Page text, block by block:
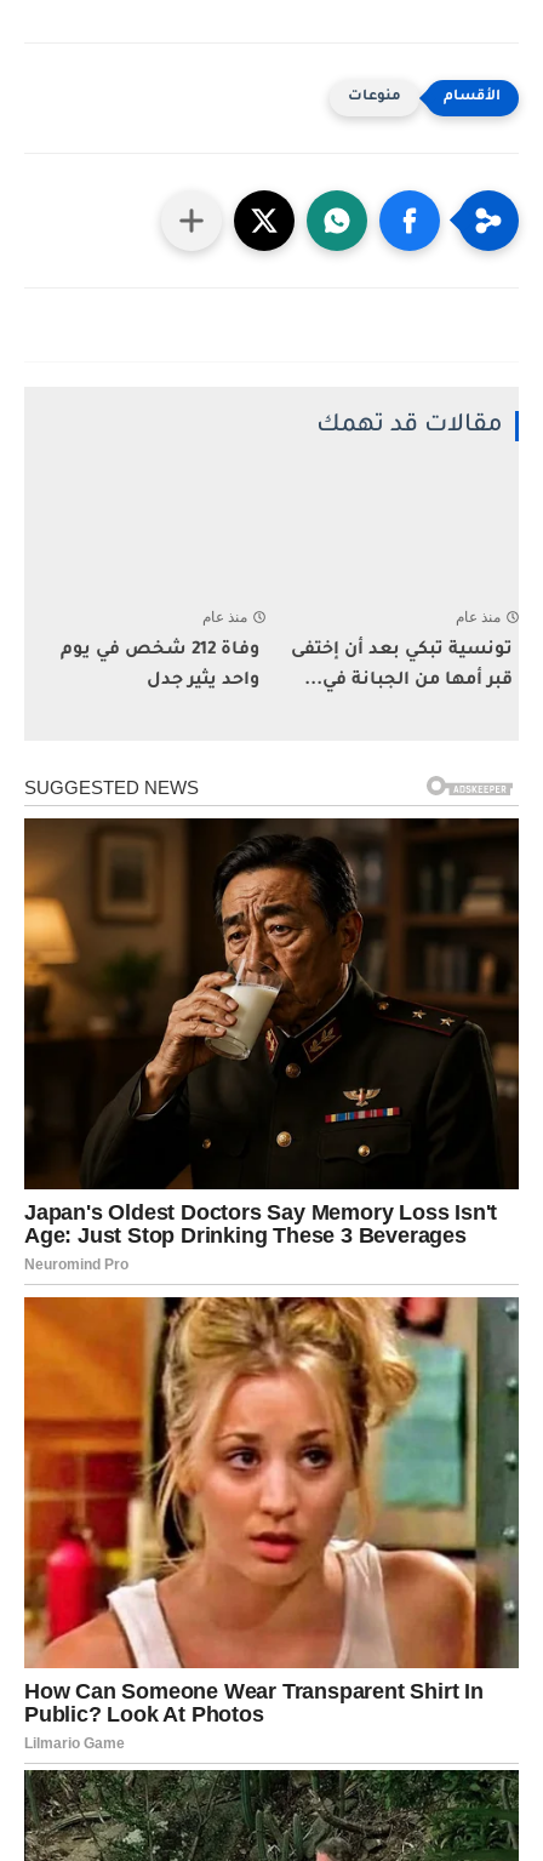
منوعات
مقالات قد تهمك
منذ عام
تونسية تبكي بعد أن إختفى
قبر أمها من الجبانة في...
منذ عام
وفاة 212 شخص في يوم
واحد يثير جدل